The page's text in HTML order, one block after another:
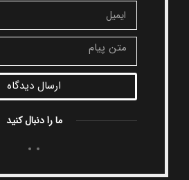
ارسال دیدگاه
ما را دنبال کنید